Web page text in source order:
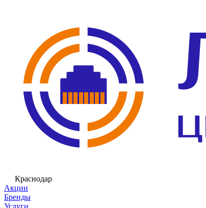
Краснодар
Акции
Бренды
Услуги